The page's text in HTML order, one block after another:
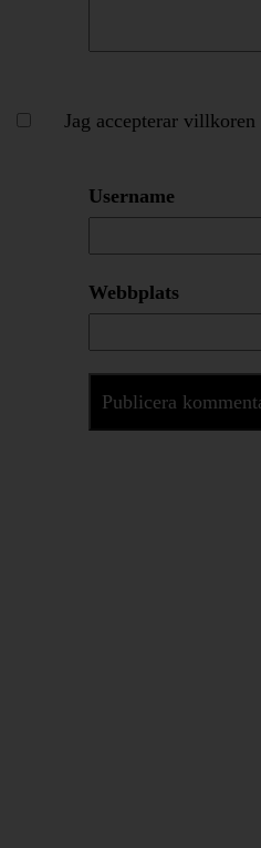
Jag accepterar villkoren
Username
Webbplats